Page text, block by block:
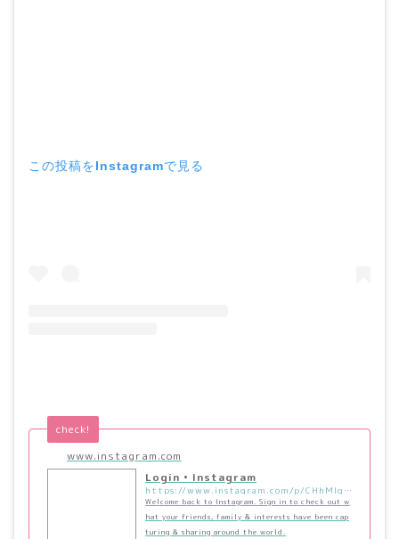
この投稿をInstagramで見る
www.instagram.com
check!
Login • Instagram
https://www.instagram.com/p/CHhMIqcJnu8/?utm_source=ig_embed&utm_campaign=loading
Welcome back to Instagram. Sign in to check out w
hat your friends, family & interests have been cap
turing & sharing around the world.